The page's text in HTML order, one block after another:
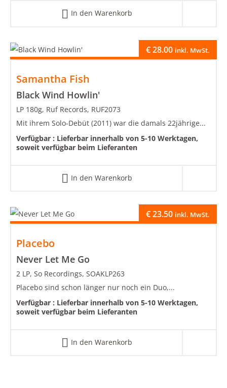
In den Warenkorb
Samantha Fish
Black Wind Howlin'
€28.00 inkl. MwSt.
LP 180g, Ruf Records, RUF2073
Mit ihrem Solo-Debüt (2011) war die damals 22jährige...
Verfügbar : Lieferbar innerhalb von 5-10 Werktagen,
soweit verfügbar beim Lieferanten
In den Warenkorb
Placebo
Never Let Me Go
€23.50 inkl. MwSt.
2 LP, So Recordings, SOAKLP263
Placebo sind schon länger nur noch ein Duo,...
Verfügbar : Lieferbar innerhalb von 5-10 Werktagen,
soweit verfügbar beim Lieferanten
In den Warenkorb